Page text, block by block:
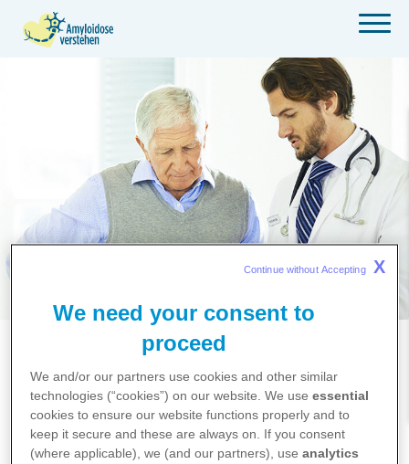
Home
page
Mobile
Therapie Dialogwerkzeug
Wie bereite ich ein Gespräch
mit medizinischem
Fachpersonal vor?
We need your consent to
proceed
We and/or our partners use cookies and other similar
technologies (“cookies”) on our website. We useessential
cookies to ensure our website functions properly and to
keep it secure and these are always on. If you consent
(where applicable), we (and our partners), useanalytics
Continue without Accepting X